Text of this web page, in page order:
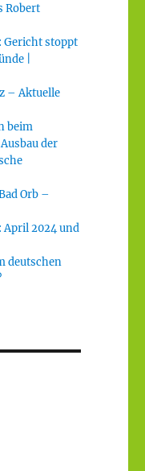
Robert
Gericht stoppt
|
– Aktuelle
beim
der
Orb –
April 2024 und
deutschen